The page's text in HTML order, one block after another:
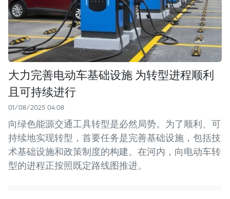
大力完善电动车基础设施 为转型进程顺利
且可持续进行
01/08/2025 04:08
向绿色能源交通工具转型是必然局势。为了顺利、可
持续地实现转型，首要任务是完善基础设施，包括技
术基础设施和政策制度的构建。在河内，向电动车转
型的进程正按照既定路线图推进。